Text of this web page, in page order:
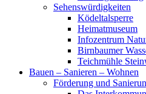
Sehenswürdigkeiten
Ködeltalsperre
Heimatmuseum
Infozentrum
Birnbaumer
Teichmühle
Bauen – Sanieren – Wohnen
Förderung und